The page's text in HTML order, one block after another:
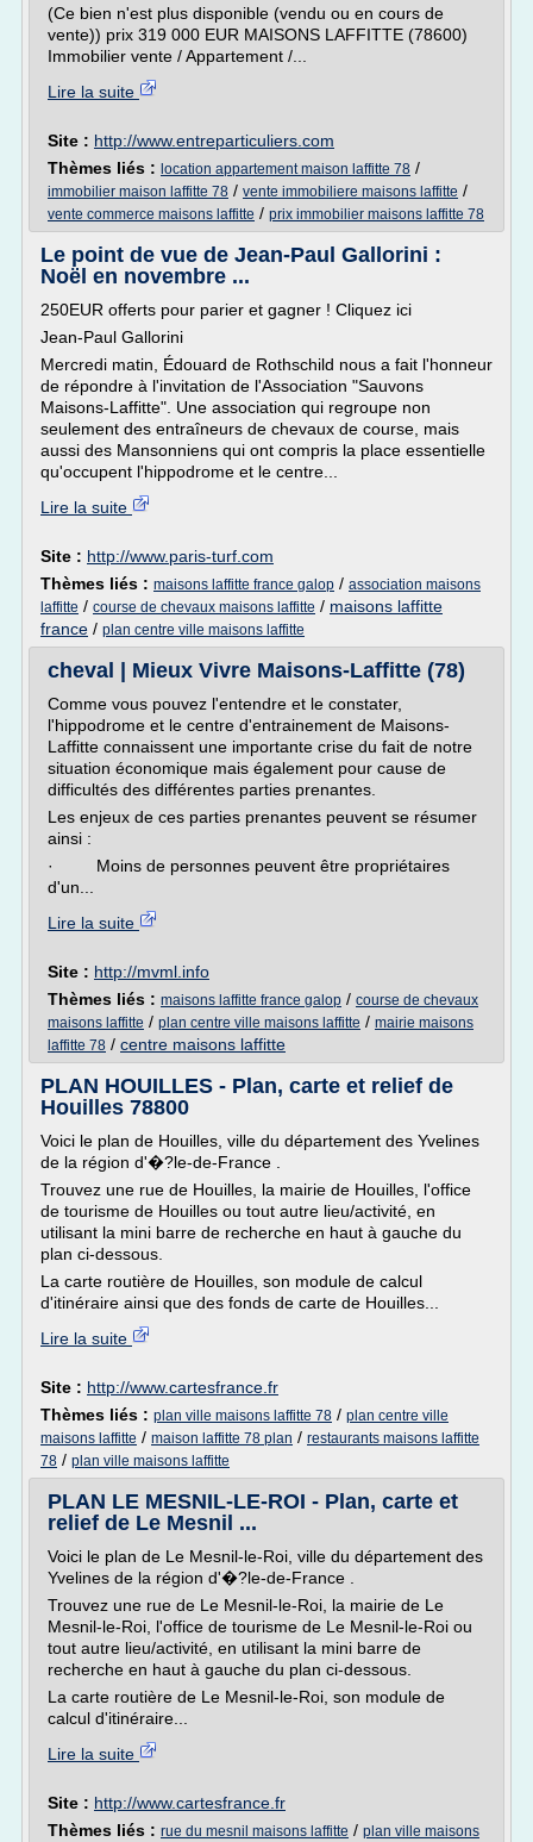
(Ce bien n'est plus disponible (vendu ou en cours de
vente)) prix 319 000 EUR MAISONS LAFFITTE (78600)
Immobilier vente / Appartement /...
Lire la suite
Site : http://www.entreparticuliers.com
Thèmes liés : location appartement maison laffitte 78 /
immobilier maison laffitte 78 / vente immobiliere maisons laffitte /
vente commerce maisons laffitte / prix immobilier maisons laffitte 78
Le point de vue de Jean-Paul Gallorini :
Noël en novembre ...
250EUR offerts pour parier et gagner ! Cliquez ici
Jean-Paul Gallorini
Mercredi matin, Édouard de Rothschild nous a fait l'honneur
de répondre à l'invitation de l'Association "Sauvons
Maisons-Laffitte". Une association qui regroupe non
seulement des entraîneurs de chevaux de course, mais
aussi des Mansonniens qui ont compris la place essentielle
qu'occupent l'hippodrome et le centre...
Lire la suite
Site : http://www.paris-turf.com
Thèmes liés : maisons laffitte france galop / association maisons
laffitte / course de chevaux maisons laffitte / maisons laffitte
france / plan centre ville maisons laffitte
cheval | Mieux Vivre Maisons-Laffitte (78)
Comme vous pouvez l'entendre et le constater,
l'hippodrome et le centre d'entrainement de Maisons-
Laffitte connaissent une importante crise du fait de notre
situation économique mais également pour cause de
difficultés des différentes parties prenantes.
Les enjeux de ces parties prenantes peuvent se résumer
ainsi :
· Moins de personnes peuvent être propriétaires
d'un...
Lire la suite
Site : http://mvml.info
Thèmes liés : maisons laffitte france galop / course de chevaux
maisons laffitte / plan centre ville maisons laffitte / mairie maisons
laffitte 78 / centre maisons laffitte
PLAN HOUILLES - Plan, carte et relief de
Houilles 78800
Voici le plan de Houilles, ville du département des Yvelines
de la région d'�?le-de-France .
Trouvez une rue de Houilles, la mairie de Houilles, l'office
de tourisme de Houilles ou tout autre lieu/activité, en
utilisant la mini barre de recherche en haut à gauche du
plan ci-dessous.
La carte routière de Houilles, son module de calcul
d'itinéraire ainsi que des fonds de carte de Houilles...
Lire la suite
Site : http://www.cartesfrance.fr
Thèmes liés : plan ville maisons laffitte 78 / plan centre ville
maisons laffitte / maison laffitte 78 plan / restaurants maisons laffitte
78 / plan ville maisons laffitte
PLAN LE MESNIL-LE-ROI - Plan, carte et
relief de Le Mesnil ...
Voici le plan de Le Mesnil-le-Roi, ville du département des
Yvelines de la région d'�?le-de-France .
Trouvez une rue de Le Mesnil-le-Roi, la mairie de Le
Mesnil-le-Roi, l'office de tourisme de Le Mesnil-le-Roi ou
tout autre lieu/activité, en utilisant la mini barre de
recherche en haut à gauche du plan ci-dessous.
La carte routière de Le Mesnil-le-Roi, son module de
calcul d'itinéraire...
Lire la suite
Site : http://www.cartesfrance.fr
Thèmes liés : rue du mesnil maisons laffitte / plan ville maisons